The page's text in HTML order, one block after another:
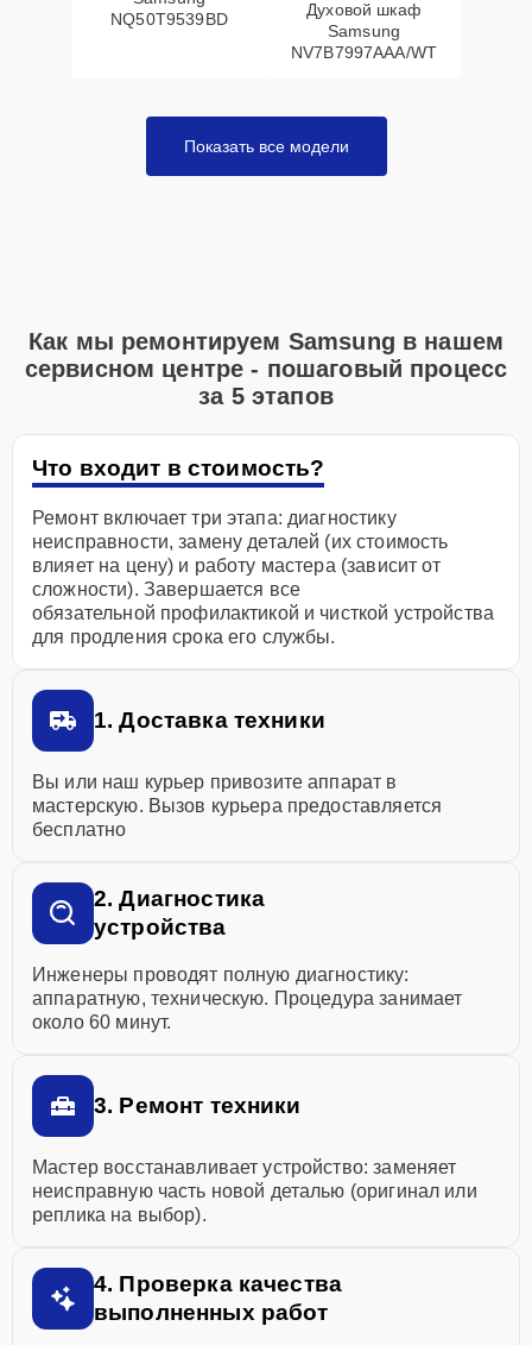
NQ50T9539BD
Духовой шкаф
Samsung
NV7B7997AAA/WT
Показать все модели
Как мы ремонтируем Samsung в нашем
сервисном центре - пошаговый процесс
за 5 этапов
Что входит в стоимость?
Ремонт включает три этапа: диагностику
неисправности, замену деталей (их стоимость
влияет на цену) и работу мастера (зависит от
сложности). Завершается все
обязательной профилактикой и чисткой устройства
для продления срока его службы.
1. Доставка техники
Вы или наш курьер привозите аппарат в
мастерскую. Вызов курьера предоставляется
бесплатно
2. Диагностика
устройства
Инженеры проводят полную диагностику:
аппаратную, техническую. Процедура занимает
около 60 минут.
3. Ремонт техники
Мастер восстанавливает устройство: заменяет
неисправную часть новой деталью (оригинал или
реплика на выбор).
4. Проверка качества
выполненных работ